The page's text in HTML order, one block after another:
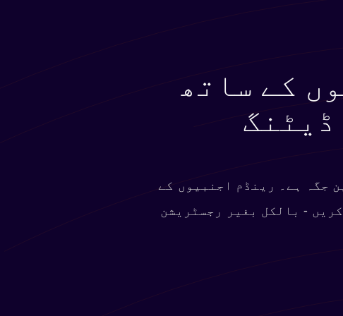
کے ساتھ
ڈیٹنگ
جگہ ہے۔ رینڈم اجنبیوں کے
- بالکل بغیر رجسٹریشن